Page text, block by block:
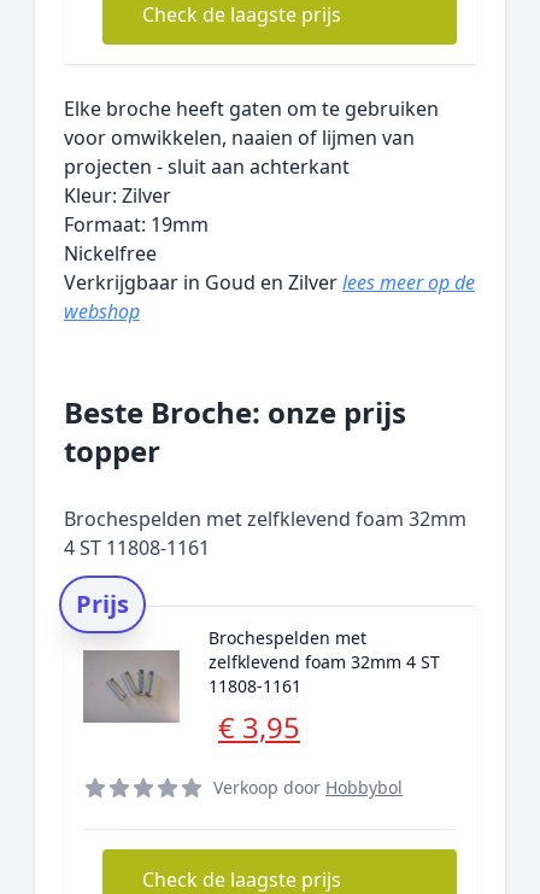
Check de laagste prijs
Elke broche heeft gaten om te gebruiken
voor omwikkelen, naaien of lijmen van
projecten - sluit aan achterkant
Kleur: Zilver
Formaat: 19mm
Nickelfree
Verkrijgbaar in Goud en Zilverlees meer op de
webshop
Beste Broche: onze prijs
topper
Brochespelden met zelfklevend foam 32mm
4 ST 11808-1161
Prijs
Brochespelden met
zelfklevend foam 32mm 4 ST
11808-1161
€ 3,95
Verkoop door Hobbybol
Check de laagste prijs